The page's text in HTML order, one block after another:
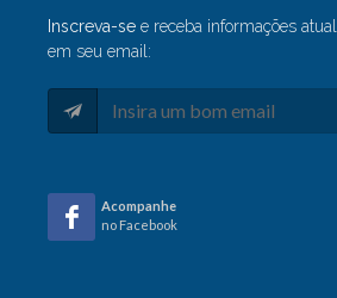
Inscreva-se e receba informações
em seu email:
Acompanhe
no Facebook